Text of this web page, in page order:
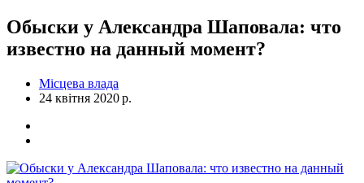
Обыски у Александра Шаповала: что
известно на данный момент?
Місцева влада
24 квітня 2020 р.